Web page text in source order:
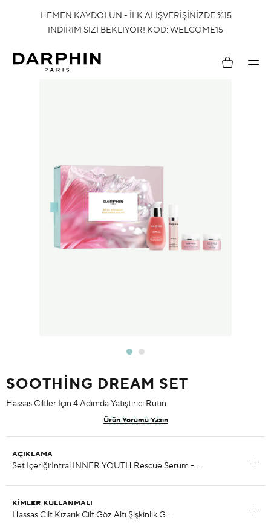
HEMEN KAYDOLUN - İLK ALIŞVERİŞİNİZDE %15
İNDİRİM SİZİ BEKLİYOR! KOD: WELCOME15
Hesabım
SOOTHING DREAM SET
Hassas Ciltler Için 4 Adımda Yatıştırıcı Rutin
Ürün Yorumu Yazın
AÇIKLAMA
KIMLER KULLANMALI